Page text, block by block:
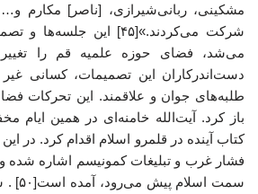
مشکینی، ربانی‌شیرازی، [ناصر] مکارم
شرکت می‌کردند.»[۴۵] این
می‌شد، فضای حوزه علمیه قم را
دست‌اندرکاران این تصمیمات، کسانی غیر
طلبه‌های جوان و علاقمند. این تحرکات
باز کرد. آیت‌الله خامنه‌ای در همین ایام
کتاب آینده در قلمرو اسلام اقدام کرد. در
فشار غرب و تبلیغات کمونیسم اشاره شده و
سمت